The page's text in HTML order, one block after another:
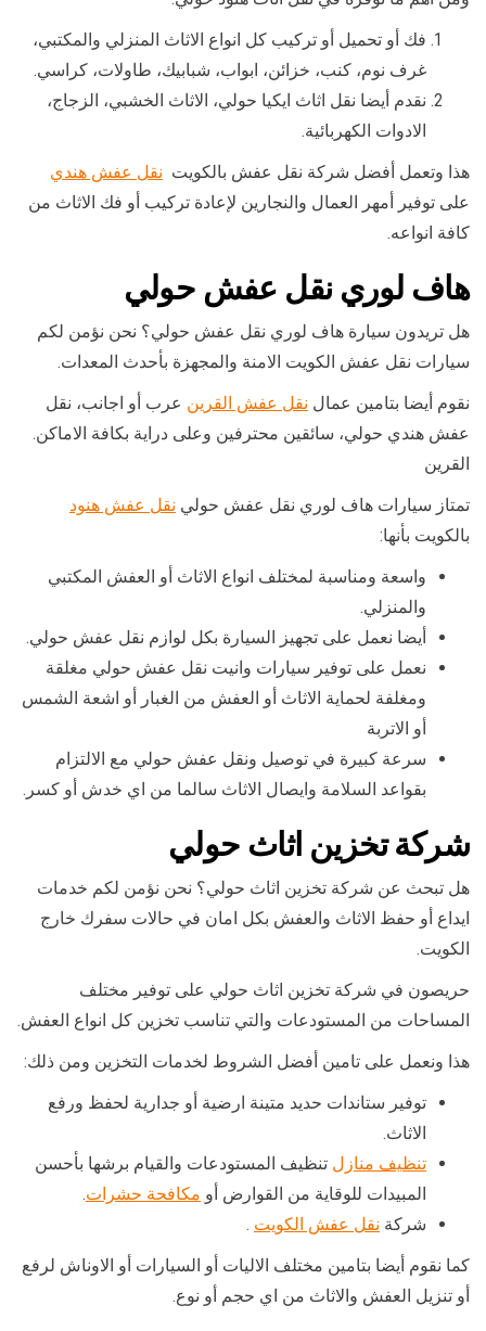
فك أو تحميل أو تركيب كل انواع الاثاث المنزلي والمكتبي،
غرف نوم، كنب، خزائن، ابواب، شبابيك، طاولات، كراسي.
نقدم أيضا نقل اثاث ايكيا حولي، الاثاث الخشبي، الزجاج،
الادوات الكهربائية.
هذا وتعمل أفضل شركة نقل عفش بالكويت نقل عفش هندي
على توفير أمهر العمال والنجارين لإعادة تركيب أو فك الاثاث من
كافة انواعه.
هاف لوري نقل عفش حولي
هل تريدون سيارة هاف لوري نقل عفش حولي؟ نحن نؤمن لكم
سيارات نقل عفش الكويت الامنة والمجهزة بأحدث المعدات.
نقوم أيضا بتامين عمال نقل عفش القرين عرب أو اجانب، نقل
عفش هندي حولي، سائقين محترفين وعلى دراية بكافة الاماكن.
القرين
تمتاز سيارات هاف لوري نقل عفش حولي نقل عفش هنود
بالكويت بأنها:
واسعة ومناسبة لمختلف انواع الاثاث أو العفش المكتبي
والمنزلي.
أيضا نعمل على تجهيز السيارة بكل لوازم نقل عفش حولي.
نعمل على توفير سيارات وانيت نقل عفش حولي مغلقة
ومغلفة لحماية الاثاث أو العفش من الغبار أو اشعة الشمس
أو الاتربة
سرعة كبيرة في توصيل ونقل عفش حولي مع الالتزام
بقواعد السلامة وايصال الاثاث سالما من اي خدش أو كسر.
شركة تخزين اثاث حولي
هل تبحث عن شركة تخزين اثاث حولي؟ نحن نؤمن لكم خدمات
ايداع أو حفظ الاثاث والعفش بكل امان في حالات سفرك خارج
الكويت.
حريصون في شركة تخزين اثاث حولي على توفير مختلف
المساحات من المستودعات والتي تناسب تخزين كل انواع العفش.
هذا ونعمل على تامين أفضل الشروط لخدمات التخزين ومن ذلك:
توفير ستاندات حديد متينة ارضية أو جدارية لحفظ ورفع
الاثاث.
تنظيف منازل تنظيف المستودعات والقيام برشها بأحسن
المبيدات للوقاية من القوارض أو مكافحة حشرات.
شركة نقل عفش الكويت .
كما نقوم أيضا بتامين مختلف الاليات أو السيارات أو الاوناش لرفع
أو تنزيل العفش والاثاث من اي حجم أو نوع.